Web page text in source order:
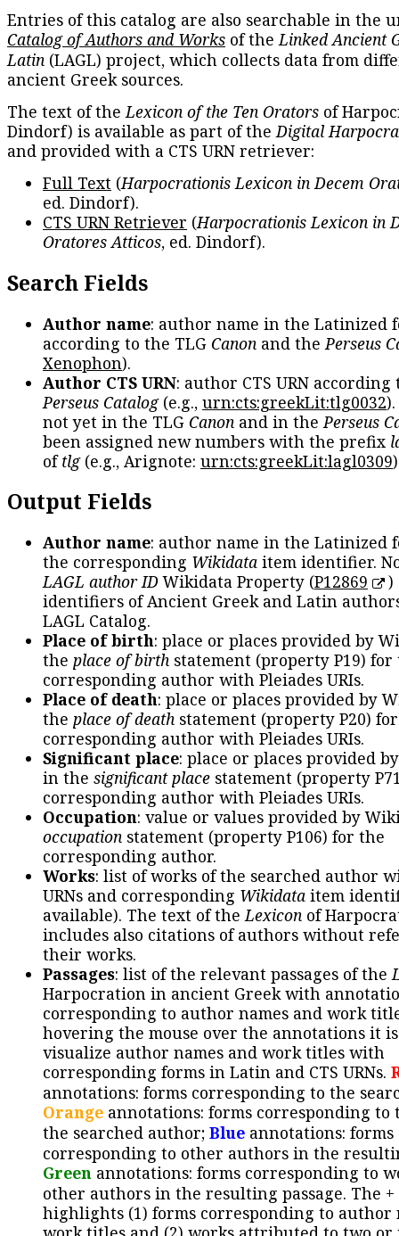
Entries of this catalog are also searchable in the
Catalog of Authors and Works of theLinked Ancient
Latin (LAGL) project, which collects data from
ancient Greek sources.
The text of theLexicon of the Ten Orators of
Dindorf) is available as part of theDigital
and provided with a CTS URN retriever:
Full Text (Harpocrationis Lexicon in Decem
ed. Dindorf).
CTS URN Retriever (Harpocrationis Lexicon in
Oratores Atticos, ed. Dindorf).
Search Fields
Author name: author name in the Latinized
according to the TLG Canon and thePerseus
Xenophon).
Author CTS URN: author CTS URN according
Perseus Catalog(e.g., urn:cts:greekLit:tlg0032
not yet in the TLG Canon and in thePerseus
been assigned new numbers with the prefix
oftlg(e.g., Arignote: urn:cts:greekLit:lagl0309
Output Fields
Author name: author name in the Latinized
the corresponding Wikidata item identifier.
LAGL author IDWikidata Property (P12869
)
identifiers of Ancient Greek and Latin
LAGL Catalog.
Place of birth: place or places provided by
the place of birth statement (property P19) for
corresponding author with Pleiades URIs.
Place of death: place or places provided by
the place of death statement (property P20)
corresponding author with Pleiades URIs.
Significant place: place or places provided
in the significant place statement (property
corresponding author with Pleiades URIs.
Occupation: value or values provided by
occupation statement (property P106) for the
corresponding author.
Works: list of works of the searched author
URNs and corresponding Wikidata item
available). The text of theLexicon of
includes also citations of authors without
their works.
Passages: list of the relevant passages of the
Harpocration in ancient Greek with
corresponding to author names and work
hovering the mouse over the annotations it
visualize author names and work titles with
corresponding forms in Latin and CTS URNs.
annotations: forms corresponding to the
Orange annotations: forms corresponding to
the searched author; Blue annotations: forms
corresponding to other authors in the
Green annotations: forms corresponding to
other authors in the resulting passage. The +
highlights (1) forms corresponding to author